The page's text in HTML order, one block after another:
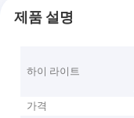
제품 설명
하이 라이트
가격